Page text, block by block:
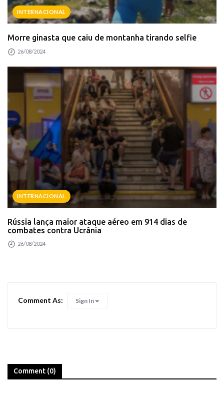
INTERNACIONAL
Morre ginasta que caiu de montanha tirando selfie
26/08/2024
INTERNACIONAL
Rússia lança maior ataque aéreo em 914 dias de
combates contra Ucrânia
26/08/2024
Comment As: Sign In
Comment (0)